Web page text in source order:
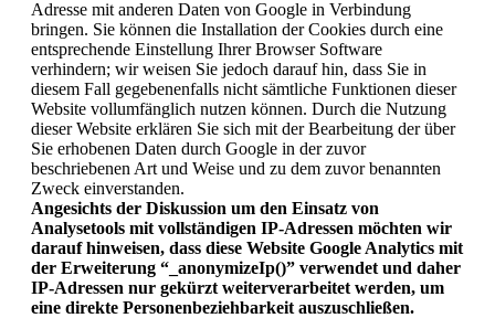
Adresse mit anderen Daten von Google in Verbindung
bringen. Sie können die Installation der Cookies durch eine
entsprechende Einstellung Ihrer Browser Software
verhindern; wir weisen Sie jedoch darauf hin, dass Sie in
diesem Fall gegebenenfalls nicht sämtliche Funktionen dieser
Website vollumfänglich nutzen können. Durch die Nutzung
dieser Website erklären Sie sich mit der Bearbeitung der über
Sie erhobenen Daten durch Google in der zuvor
beschriebenen Art und Weise und zu dem zuvor benannten
Zweck einverstanden.
Angesichts der Diskussion um den Einsatz von
Analysetools mit vollständigen IP-Adressen möchten wir
darauf hinweisen, dass diese Website Google Analytics mit
der Erweiterung “_anonymizeIp()” verwendet und daher
IP-Adressen nur gekürzt weiterverarbeitet werden, um
eine direkte Personenbeziehbarkeit auszuschließen.